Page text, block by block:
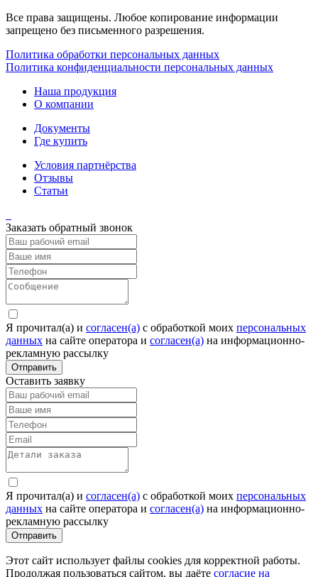
Все права защищены. Любое копирование информации
запрещено без письменного разрешения.
Политика обработки персональных данных
Политика конфиденциальности персональных данных
Наша продукция
О компании
Документы
Где купить
Условия партнёрства
Отзывы
Статьи
Заказать обратный звонок
Я прочитал(а) и согласен(а) c обработкой моих персональных
данных на сайте оператора и согласен(а) на информационно-
рекламную рассылку
Отправить
Оставить заявку
Я прочитал(а) и согласен(а) c обработкой моих персональных
данных на сайте оператора и согласен(а) на информационно-
рекламную рассылку
Отправить
Этот сайт использует файлы cookies для корректной работы.
Продолжая пользоваться сайтом, вы даёте согласие на